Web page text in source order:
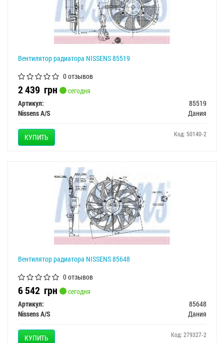
Вентилятор радиатора NISSENS 85519
0 отзывов
2 439 грн
сегодня
Артикул:
85519
Nissens A/S
Дания
КУПИТЬ Код: 50140-2
Вентилятор радиатора NISSENS 85648
0 отзывов
6 542 грн
сегодня
Артикул:
85648
Nissens A/S
Дания
КУПИТЬ Код: 279327-2